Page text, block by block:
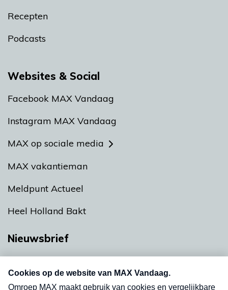
Recepten
Podcasts
Websites & Social
Facebook MAX Vandaag
Instagram MAX Vandaag
MAX op sociale media
MAX vakantieman
Meldpunt Actueel
Heel Holland Bakt
Nieuwsbrief
nieuwsbrief. Elke vrijdag- en dinsdagochtend in
uw mailbox.